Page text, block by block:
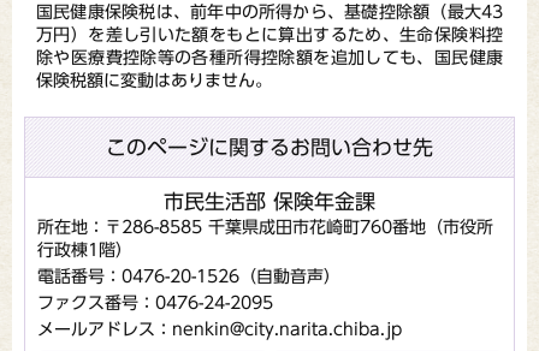
国民健康保険税は、前年中の所得から、基礎控除額（最大43
万円）を差し引いた額をもとに算出するため、生命保険料控
除や医療費控除等の各種所得控除額を追加しても、国民健康
保険税額に変動はありません。
このページに関するお問い合わせ先
市民生活部 保険年金課
所在地：〒286-8585 千葉県成田市花崎町760番地（市役所
行政棟1階）
電話番号：0476-20-1526（自動音声）
ファクス番号：0476-24-2095
メールアドレス：nenkin@city.narita.chiba.jp